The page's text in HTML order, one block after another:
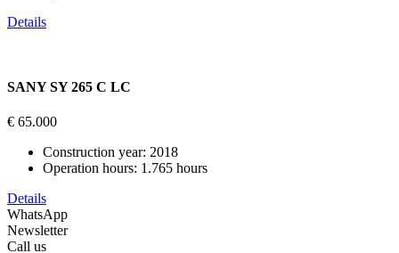
Details
SANY SY 265 C LC
€ 65.000
Construction year: 2018
Operation hours: 1.765 hours
Details
WhatsApp
Newsletter
Call us